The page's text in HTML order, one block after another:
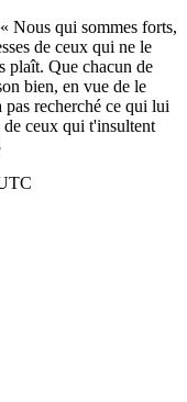
qui sommes forts,
de ceux qui ne le
plaît. Que chacun de
bien, en vue de le
recherché ce qui lui
ceux qui t'insultent